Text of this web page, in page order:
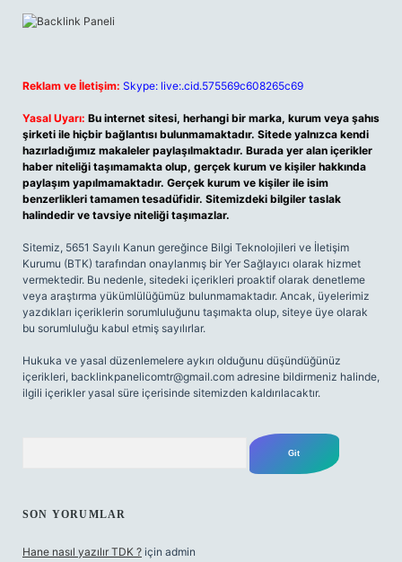
Reklam ve İletişim: Skype: live:.cid.575569c608265c69
Yasal Uyarı: Bu internet sitesi, herhangi bir marka, kurum veya şahıs
şirketi ile hiçbir bağlantısı bulunmamaktadır. Sitede yalnızca kendi
hazırladığımız makaleler paylaşılmaktadır. Burada yer alan içerikler
haber niteliği taşımamakta olup, gerçek kurum ve kişiler hakkında
paylaşım yapılmamaktadır. Gerçek kurum ve kişiler ile isim
benzerlikleri tamamen tesadüfidir. Sitemizdeki bilgiler taslak
halindedir ve tavsiye niteliği taşımazlar.
Sitemiz, 5651 Sayılı Kanun gereğince Bilgi Teknolojileri ve İletişim
Kurumu (BTK) tarafından onaylanmış bir Yer Sağlayıcı olarak hizmet
vermektedir. Bu nedenle, sitedeki içerikleri proaktif olarak denetleme
veya araştırma yükümlülüğümüz bulunmamaktadır. Ancak, üyelerimiz
yazdıkları içeriklerin sorumluluğunu taşımakta olup, siteye üye olarak
bu sorumluluğu kabul etmiş sayılırlar.
Hukuka ve yasal düzenlemelere aykırı olduğunu düşündüğünüz
içerikleri, backlinkpanelicomtr@gmail.com adresine bildirmeniz halinde,
ilgili içerikler yasal süre içerisinde sitemizden kaldırılacaktır.
SON YORUMLAR
Hane nasıl yazılır TDK ? için admin